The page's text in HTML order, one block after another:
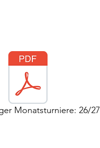
Monatsturniere: 26/27